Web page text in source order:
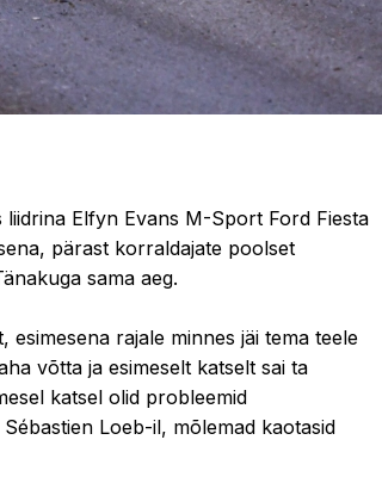
liidrina Elfyn Evans M-Sport Ford Fiesta
pärast korraldajate poolset
sama aeg.
esimesena rajale minnes jäi tema teele
võtta ja esimeselt katselt sai ta
katsel olid probleemid
Loeb-il, mõlemad kaotasid